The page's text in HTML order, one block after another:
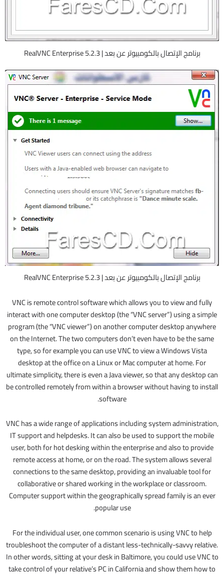
برنامج الإتصال بالكومبيوتر عن بعد | RealVNC Enterprise 5.2.3
برنامج الإتصال بالكومبيوتر عن بعد | RealVNC Enterprise 5.2.3
VNC is remote control software which allows you to view and fully
interact with one computer desktop (the “VNC server”) using a simple
program (the “VNC viewer”) on another computer desktop anywhere
on the Internet. The two computers don’t even have to be the same
type, so for example you can use VNC to view a Windows Vista
desktop at the office on a Linux or Mac computer at home. For
ultimate simplicity, there is even a Java viewer, so that any desktop can
be controlled remotely from within a browser without having to install
software.
VNC has a wide range of applications including system administration,
IT support and helpdesks. It can also be used to support the mobile
user, both for hot desking within the enterprise and also to provide
remote access at home, or on the road. The system allows several
connections to the same desktop, providing an invaluable tool for
collaborative or shared working in the workplace or classroom.
Computer support within the geographically spread family is an ever
popular use.
For the individual user, one common scenario is using VNC to help
troubleshoot the computer of a distant less-technically-savvy relative.
In other words, sitting at your desk in Baltimore, you could use VNC to
take control of your relative’s PC in California and show them how to